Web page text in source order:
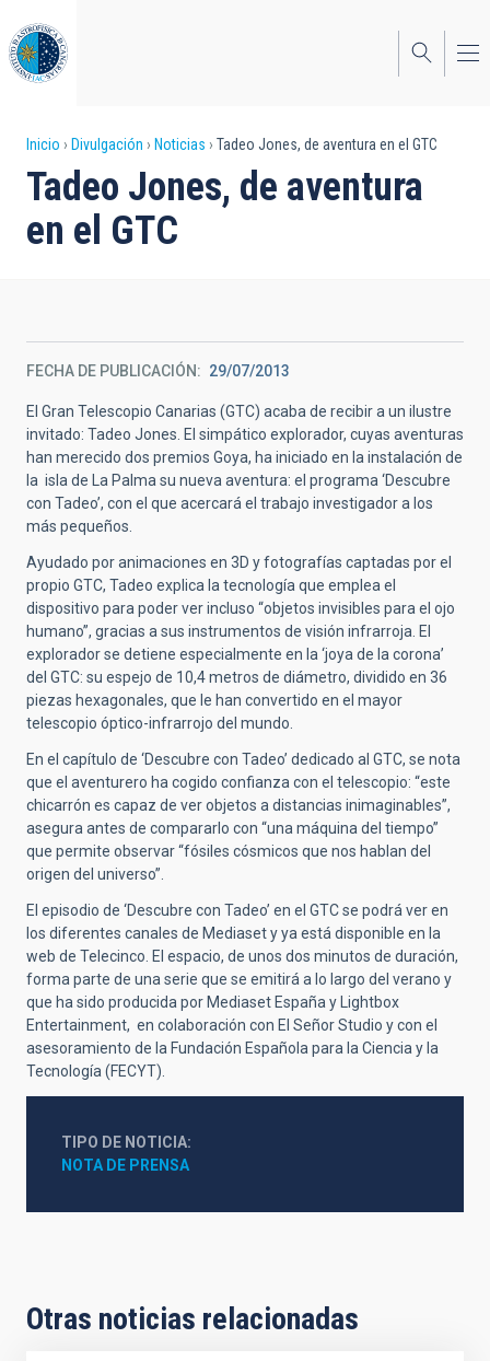
al
contenido
principal
Sobrescribir
enlaces
de
la
navegación
Inicio Divulgación Noticias Tadeo Jones, de aventura en el GTC
Tadeo Jones, de aventura
en el GTC
FECHA DE PUBLICACIÓN 29/07/2013
El Gran Telescopio Canarias (GTC) acaba de recibir a un ilustre
invitado: Tadeo Jones. El simpático explorador, cuyas aventuras
han merecido dos premios Goya, ha iniciado en la instalación de
la isla de La Palma su nueva aventura: el programa ‘Descubre
con Tadeo’, con el que acercará el trabajo investigador a los
más pequeños.
Ayudado por animaciones en 3D y fotografías captadas por el
propio GTC, Tadeo explica la tecnología que emplea el
dispositivo para poder ver incluso “objetos invisibles para el ojo
humano”, gracias a sus instrumentos de visión infrarroja. El
explorador se detiene especialmente en la ‘joya de la corona’
del GTC: su espejo de 10,4 metros de diámetro, dividido en 36
piezas hexagonales, que le han convertido en el mayor
telescopio óptico-infrarrojo del mundo.
En el capítulo de ‘Descubre con Tadeo’ dedicado al GTC, se nota
que el aventurero ha cogido confianza con el telescopio: “este
chicarrón es capaz de ver objetos a distancias inimaginables”,
asegura antes de compararlo con “una máquina del tiempo”
que permite observar “fósiles cósmicos que nos hablan del
origen del universo”.
El episodio de ‘Descubre con Tadeo’ en el GTC se podrá ver en
los diferentes canales de Mediaset y ya está disponible en la
web de Telecinco. El espacio, de unos dos minutos de duración,
forma parte de una serie que se emitirá a lo largo del verano y
que ha sido producida por Mediaset España y Lightbox
Entertainment, en colaboración con El Señor Studio y con el
asesoramiento de la Fundación Española para la Ciencia y la
Tecnología (FECYT).
TIPO DE NOTICIA
NOTA DE PRENSA
Otras noticias relacionadas